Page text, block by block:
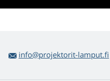
info@projektorit-lamput.fi